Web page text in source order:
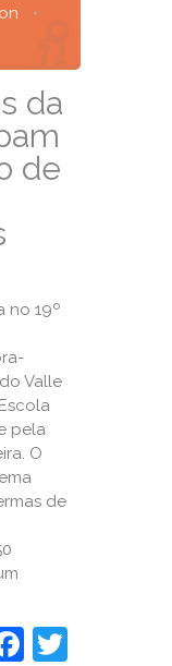
·
da
de
no 19º
Valle
pela
O
de